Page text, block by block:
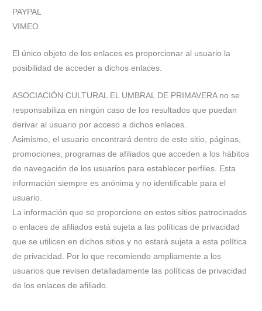
PAYPAL
VIMEO
El único objeto de los enlaces es proporcionar al usuario la
posibilidad de acceder a dichos enlaces.
ASOCIACIÓN CULTURAL EL UMBRAL DE PRIMAVERA no se
responsabiliza en ningún caso de los resultados que puedan
derivar al usuario por acceso a dichos enlaces.
Asimismo, el usuario encontrará dentro de este sitio, páginas,
promociones, programas de afiliados que acceden a los hábitos
de navegación de los usuarios para establecer perfiles. Esta
información siempre es anónima y no identificable para el
usuario.
La información que se proporcione en estos sitios patrocinados
o enlaces de afiliados está sujeta a las políticas de privacidad
que se utilicen en dichos sitios y no estará sujeta a esta política
de privacidad. Por lo que recomiendo ampliamente a los
usuarios que revisen detalladamente las políticas de privacidad
de los enlaces de afiliado.